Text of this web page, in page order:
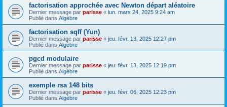
factorisation approchée avec Newton départ aléatoire
Dernier message par parisse « lun. mars 24, 2025 9:24 am
Publié dans Algèbre
factorisation sqff (Yun)
Dernier message par parisse « jeu. févr. 13, 2025 12:27 pm
Publié dans Algèbre
pgcd modulaire
Dernier message par parisse « jeu. févr. 13, 2025 12:19 pm
Publié dans Algèbre
exemple rsa 148 bits
Dernier message par parisse « jeu. févr. 06, 2025 12:23 pm
Publié dans Algèbre